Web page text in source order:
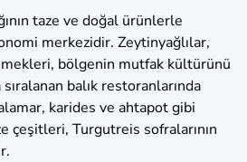
taze ve doğal ürünlerle
merkezidir. Zeytinyağlılar,
bölgenin mutfak kültürünü
balık restoranlarında
karides ve ahtapot gibi
çeşitleri, Turgutreis sofralarının